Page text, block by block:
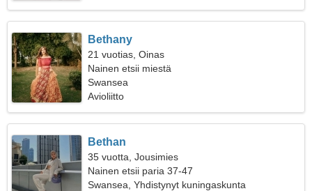
Bethany
21 vuotias, Oinas
Nainen etsii miestä
Swansea
Avioliitto
Bethan
35 vuotta, Jousimies
Nainen etsii paria 37-47
Swansea, Yhdistynyt kuningaskunta